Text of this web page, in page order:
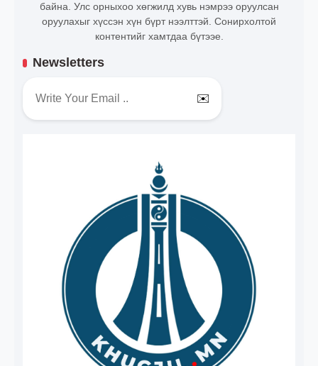
байна. Улс орныхоо хөгжилд хувь нэмрээ оруулсан
оруулахыг хүссэн хүн бүрт нээлттэй. Сонирхолтой
контентийг хамтдаа бүтээе.
Newsletters
✉️